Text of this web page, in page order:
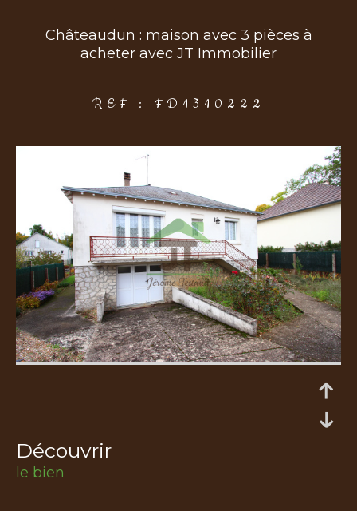
Châteaudun : maison avec 3 pièces à
acheter avec JT Immobilier
REF : FD1310222
découvrir
le bien
COUPS DE COEUR EXCLUSIVITÉS NOUVEAUTÉS
Rechercher